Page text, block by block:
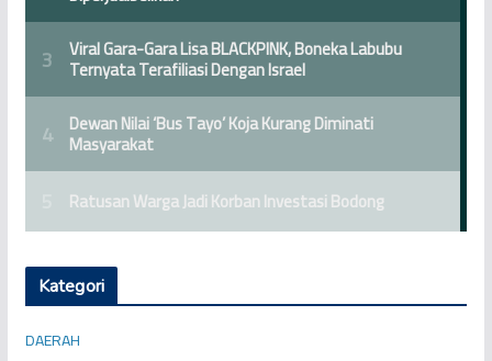
Kategori
DAERAH